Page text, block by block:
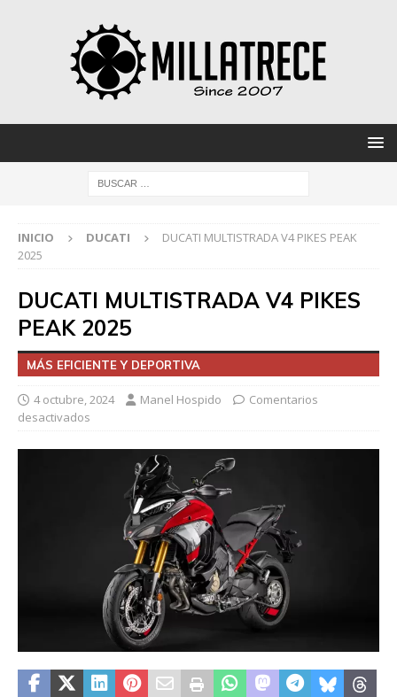
INICIO DUCATI
DUCATI MULTISTRADA V4 PIKES PEAK
2025
DUCATI MULTISTRADA V4 PIKES
PEAK 2025
MÁS EFICIENTE Y DEPORTIVA
4 octubre, 2024 Manel Hospido
Comentarios
desactivados